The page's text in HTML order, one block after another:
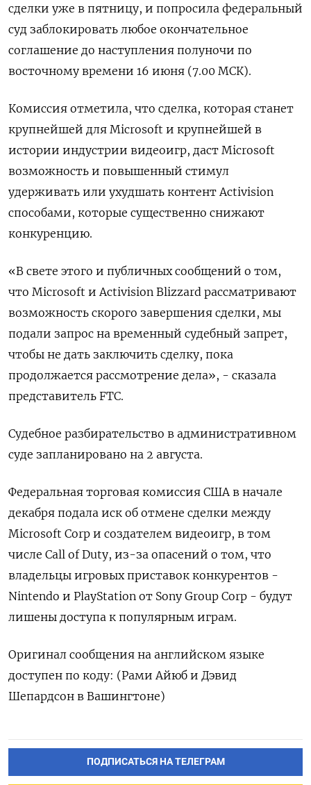
сделки уже в пятницу, и попросила федеральный
суд заблокировать любое окончательное
соглашение до наступления полуночи по
восточному времени 16 июня (7.00 МСК).
Комиссия отметила, что сделка, которая станет
крупнейшей для Microsoft и крупнейшей в
истории индустрии видеоигр, даст Microsoft
возможность и повышенный стимул
удерживать или ухудшать контент Activision
способами, которые существенно снижают
конкуренцию.
«В свете этого и публичных сообщений о том,
что Microsoft и Activision Blizzard рассматривают
возможность скорого завершения сделки, мы
подали запрос на временный судебный запрет,
чтобы не дать заключить сделку, пока
продолжается рассмотрение дела», - сказала
представитель FTC.
Судебное разбирательство в административном
суде запланировано на 2 августа.
Федеральная торговая комиссия США в начале
декабря подала иск об отмене сделки между
Microsoft Corp и создателем видеоигр, в том
числе Call of Duty, из-за опасений о том, что
владельцы игровых приставок конкурентов -
Nintendo и PlayStation от Sony Group Corp - будут
лишены доступа к популярным играм.
Оригинал сообщения на английском языке
доступен по коду: (Рами Айюб и Дэвид
Шепардсон в Вашингтоне)
ПОДПИСАТЬСЯ НА ТЕЛЕГРАМ